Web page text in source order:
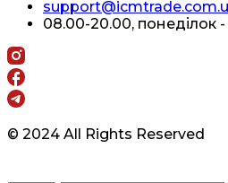
08.00-20.00, понеділок -
© 2024 All Rights Reserved